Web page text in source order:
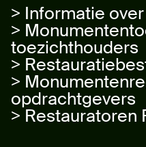
> Informatie
>
toezichthouders
>
>
opdrachtgevers
> Restauratoren